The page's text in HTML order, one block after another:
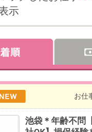
池袋＊年齢不問【週4～×16時退
社OK】損保経験を活かす事務/当